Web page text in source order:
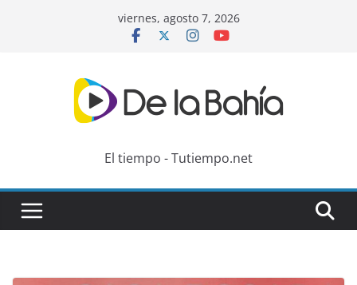
viernes, agosto 7, 2026
El tiempo - Tutiempo.net